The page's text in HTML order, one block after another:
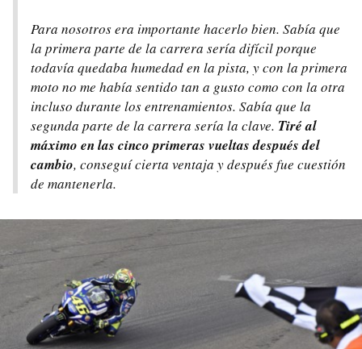
Para nosotros era importante hacerlo bien. Sabía que
la primera parte de la carrera sería difícil porque
todavía quedaba humedad en la pista, y con la primera
moto no me había sentido tan a gusto como con la otra
incluso durante los entrenamientos. Sabía que la
segunda parte de la carrera sería la clave. Tiré al
máximo en las cinco primeras vueltas después del
cambio, conseguí cierta ventaja y después fue cuestión
de mantenerla.